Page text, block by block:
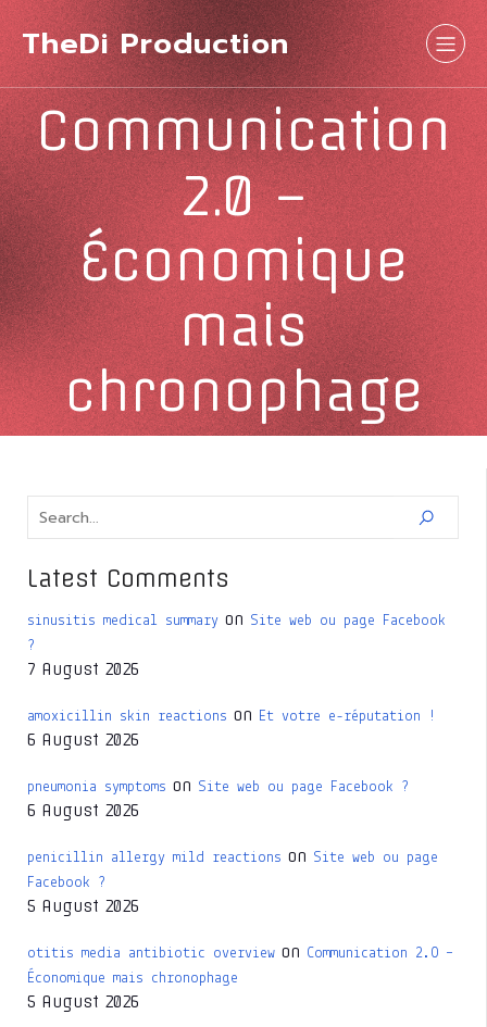
TheDi Production
Communication
2.0 –
Économique
mais
chronophage
Latest Comments
sinusitis medical summary on Site web ou page Facebook
?
7 August 2026
amoxicillin skin reactions on Et votre e-réputation !
6 August 2026
pneumonia symptoms on Site web ou page Facebook ?
6 August 2026
penicillin allergy mild reactions on Site web ou page
Facebook ?
5 August 2026
otitis media antibiotic overview on Communication 2.0 –
Économique mais chronophage
5 August 2026